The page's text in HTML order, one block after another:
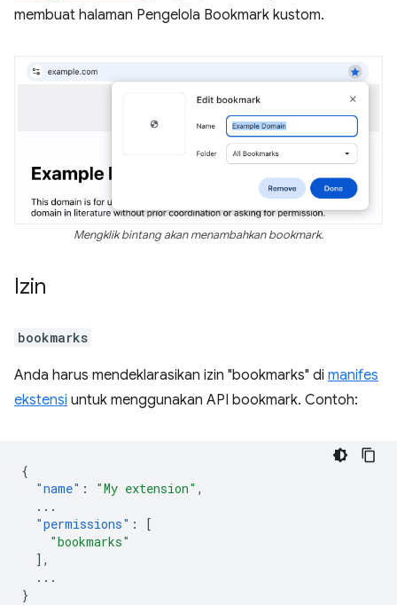
membuat halaman Pengelola Bookmark kustom.
Mengklik bintang akan menambahkan bookmark.
Izin
bookmarks
Anda harus mendeklarasikan izin "bookmarks" di manifes
ekstensi untuk menggunakan API bookmark. Contoh:
{
"name" : "My extension" ,
...
"permissions" :
[
"bookmarks"
],
...
}